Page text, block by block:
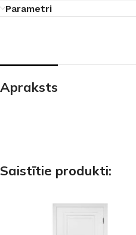
Parametri
Apraksts
Saistītie produkti: